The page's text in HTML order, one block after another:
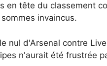
en tête du classement
invaincus.
nul d'Arsenal contre
n'aurait été frustrée